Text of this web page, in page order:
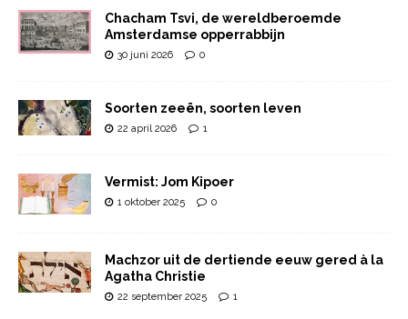
Chacham Tsvi, de wereldberoemde
Amsterdamse opperrabbijn
30 juni 2026 0
Soorten zeeën, soorten leven
22 april 2026 1
Vermist: Jom Kipoer
1 oktober 2025 0
Machzor uit de dertiende eeuw gered à la
Agatha Christie
22 september 2025 1